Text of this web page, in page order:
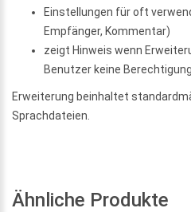
Einstellungen für oft
Empfänger, Kommentar)
zeigt Hinweis wenn
Benutzer keine
Erweiterung beinhaltet
Sprachdateien.
Ähnliche Produkte